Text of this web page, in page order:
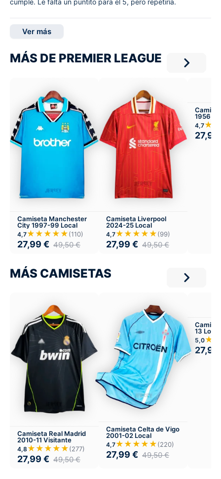
cumple. Le falta un puntito para el 5, pero repetiría.
Ver más
MÁS DE PREMIER LEAGUE
Camiseta Manchester
City 1997-99 Local
4,7★★★★★(110)
27,99 € 49,50€
Camiseta Liverpool
2024-25 Local
4,7★★★★★(99)
27,99 € 49,50€
1956-
4,7
27,99
MÁS CAMISETAS
Camiseta Real Madrid
2010-11 Visitante
4,8 ★★★★★(277)
27,99 € 49,50€
Camiseta Celta de Vigo
2001-02 Local
4,7★★★★★(220)
27,99 € 49,50€
13 Local
5,0
27,99